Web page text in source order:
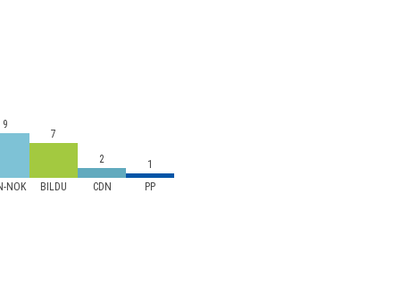
NOK BILDU CDN PP
9
7
2
1